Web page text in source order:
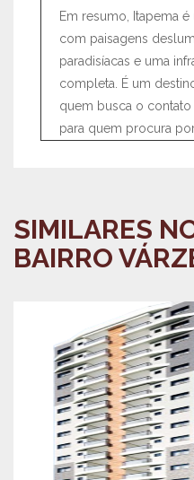
Em resumo, Itapema
com paisagens
paradisíacas e uma
completa. É um
quem busca o
para quem procura
SIMILARES
BAIRRO